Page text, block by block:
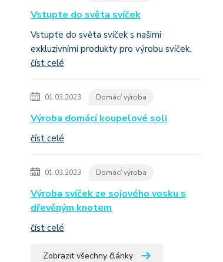
Vstupte do světa svíček
Vstupte do světa svíček s našimi
exkluzivními produkty pro výrobu svíček.
číst celé
01.03.2023 Domácí výroba
Výroba domácí koupelové soli
číst celé
01.03.2023 Domácí výroba
Výroba svíček ze sojového vosku s
dřevěným knotem
číst celé
Zobrazit všechny články